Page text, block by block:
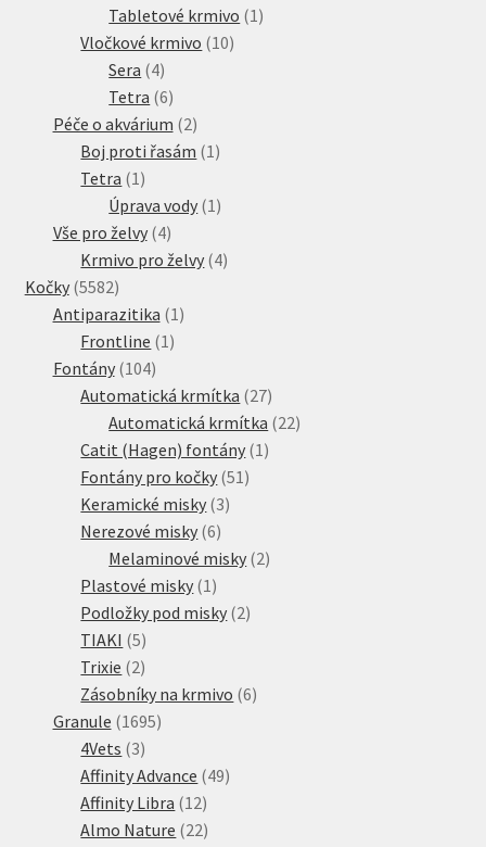
produkt
Tabletové krmivo 1 1
Vločkové krmivo 1010
Sera 44
produkty
Tetra 66
produktů
Péče o akvárium 22
produkty
Boj proti řasám 1 1
Tetra 1 1
produkt
Úprava vody 1 1
Vše pro želvy 44
produkty
Krmivo pro želvy 44
Kočky 55825582
produktů
Antiparazitika 1 1
Frontline 1 1
Fontány 104104
produktů
Automatická krmítka 2727
produktů
Automatická krmítka 2222
Catit (Hagen) fontány 1 1
Fontány pro kočky 51 51
Keramické misky 33
Nerezové misky 66
produktů
Melaminové misky 22
Plastové misky 1 1
produkt
Podložky pod misky 22
TIAKI 55
produktů
Trixie 22
produkty
Zásobníky na krmivo 66
Granule 16951695
4Vets 33
produkty
Affinity Advance 4949
Affinity Libra 1212
produktů
Almo Nature 2222